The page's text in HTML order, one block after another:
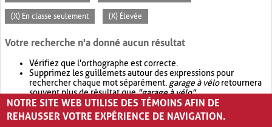
(X) En classe seulement (X) Élevée
Votre recherche n'a donné aucun résultat
Vérifiez que l'orthographe est correcte.
Supprimez les guillemets autour des expressions pour
rechercher chaque mot séparément. garage à véloretournera
souvent plus de résultat que"garage à vélo".
Envisagez d'élargir votre recherche avec OR.garage OR vélo
retournera souvent plus de résultat quegarage à vélo
NOTRE SITE WEB UTILISE DES TÉMOINS AFIN DE
REHAUSSER VOTRE EXPÉRIENCE DE NAVIGATION.